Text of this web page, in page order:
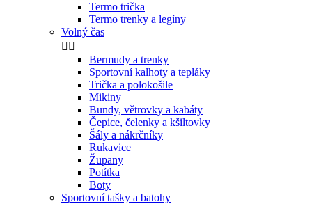
Termo trička
Termo trenky a legíny
Volný čas
 
Bermudy a trenky
Sportovní kalhoty a tepláky
Trička a polokošile
Mikiny
Bundy, větrovky a kabáty
Čepice, čelenky a kšiltovky
Šály a nákrčníky
Rukavice
Župany
Potítka
Boty
Sportovní tašky a batohy